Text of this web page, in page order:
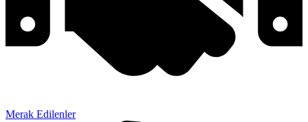
Merak Edilenler